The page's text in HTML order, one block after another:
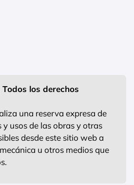
los derechos
una reserva expresa de
y usos de las obras y otras
desde este sitio web a
u otros medios que